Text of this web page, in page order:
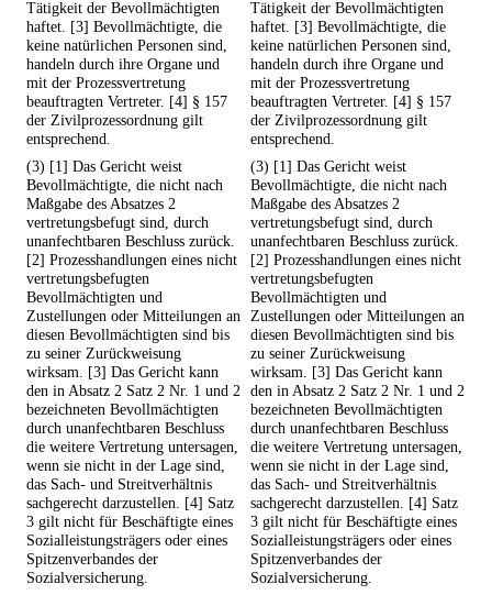
Tätigkeit der Bevollmächtigten
haftet. [3] Bevollmächtigte, die
keine natürlichen Personen sind,
handeln durch ihre Organe und
mit der Prozessvertretung
beauftragten Vertreter. [4] § 157
der Zivilprozessordnung gilt
entsprechend.
Tätigkeit der Bevollmächtigten
haftet. [3] Bevollmächtigte, die
keine natürlichen Personen sind,
handeln durch ihre Organe und
mit der Prozessvertretung
beauftragten Vertreter. [4] § 157
der Zivilprozessordnung gilt
entsprechend.
(3) [1] Das Gericht weist
Bevollmächtigte, die nicht nach
Maßgabe des Absatzes 2
vertretungsbefugt sind, durch
unanfechtbaren Beschluss zurück.
[2] Prozesshandlungen eines nicht
vertretungsbefugten
Bevollmächtigten und
Zustellungen oder Mitteilungen an
diesen Bevollmächtigten sind bis
zu seiner Zurückweisung
wirksam. [3] Das Gericht kann
den in Absatz 2 Satz 2 Nr. 1 und 2
bezeichneten Bevollmächtigten
durch unanfechtbaren Beschluss
die weitere Vertretung untersagen,
wenn sie nicht in der Lage sind,
das Sach- und Streitverhältnis
sachgerecht darzustellen. [4] Satz
3 gilt nicht für Beschäftigte eines
Sozialleistungsträgers oder eines
Spitzenverbandes der
Sozialversicherung.
(3) [1] Das Gericht weist
Bevollmächtigte, die nicht nach
Maßgabe des Absatzes 2
vertretungsbefugt sind, durch
unanfechtbaren Beschluss zurück.
[2] Prozesshandlungen eines nicht
vertretungsbefugten
Bevollmächtigten und
Zustellungen oder Mitteilungen an
diesen Bevollmächtigten sind bis
zu seiner Zurückweisung
wirksam. [3] Das Gericht kann
den in Absatz 2 Satz 2 Nr. 1 und 2
bezeichneten Bevollmächtigten
durch unanfechtbaren Beschluss
die weitere Vertretung untersagen,
wenn sie nicht in der Lage sind,
das Sach- und Streitverhältnis
sachgerecht darzustellen. [4] Satz
3 gilt nicht für Beschäftigte eines
Sozialleistungsträgers oder eines
Spitzenverbandes der
Sozialversicherung.